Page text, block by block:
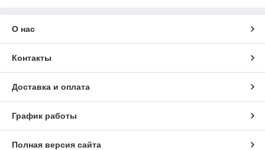
О нас
Контакты
Доставка и оплата
График работы
Полная версия сайта